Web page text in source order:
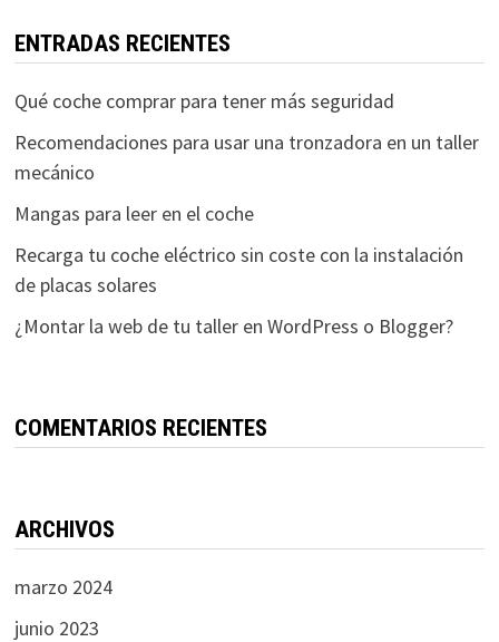
ENTRADAS RECIENTES
Qué coche comprar para tener más seguridad
Recomendaciones para usar una tronzadora en un taller
mecánico
Mangas para leer en el coche
Recarga tu coche eléctrico sin coste con la instalación
de placas solares
¿Montar la web de tu taller en WordPress o Blogger?
COMENTARIOS RECIENTES
ARCHIVOS
marzo 2024
junio 2023